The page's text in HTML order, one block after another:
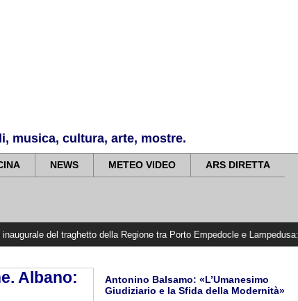
musica, cultura, arte, mostre.
NEWS METEO VIDEO ARS DIRETTA
traghetto della Regione tra Porto Empedocle e Lampedusa:
Albano:
Antonino Balsamo: «L’Umanesimo
Giudiziario e la Sfida della Modernità»